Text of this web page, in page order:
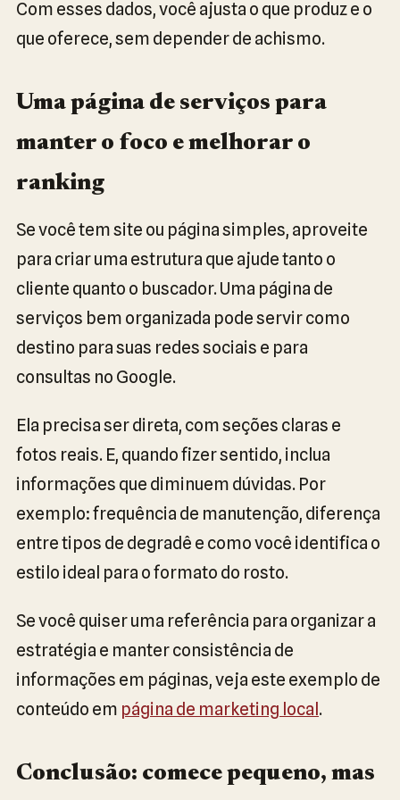
Com esses dados, você ajusta o que produz e o
que oferece, sem depender de achismo.
Uma página de serviços para
manter o foco e melhorar o
ranking
Se você tem site ou página simples, aproveite
para criar uma estrutura que ajude tanto o
cliente quanto o buscador. Uma página de
serviços bem organizada pode servir como
destino para suas redes sociais e para
consultas no Google.
Ela precisa ser direta, com seções claras e
fotos reais. E, quando fizer sentido, inclua
informações que diminuem dúvidas. Por
exemplo: frequência de manutenção, diferença
entre tipos de degradê e como você identifica o
estilo ideal para o formato do rosto.
Se você quiser uma referência para organizar a
estratégia e manter consistência de
informações em páginas, veja este exemplo de
conteúdo em página de marketing local .
Conclusão: comece pequeno, mas